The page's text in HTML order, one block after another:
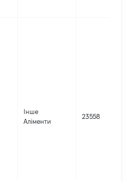
Інше
Аліменти
23558